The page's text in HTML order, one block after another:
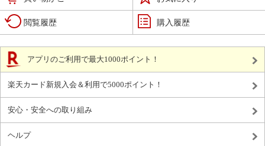
閲覧履歴 購入履歴
アプリのご利用で最大1000ポイント！
楽天カード新規入会＆利用で5000ポイント！
安心・安全への取り組み
ヘルプ